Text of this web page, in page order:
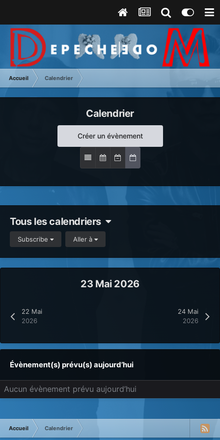
Accueil Calendrier
Calendrier
Créer un évènement
Tous les calendriers
Subscribe Aller à
22 Mai
2026
23 Mai 2026
24 Mai
2026
Évènement(s) prévu(s) aujourd’hui
Aucun évènement prévu aujourd’hui
Accueil Calendrier